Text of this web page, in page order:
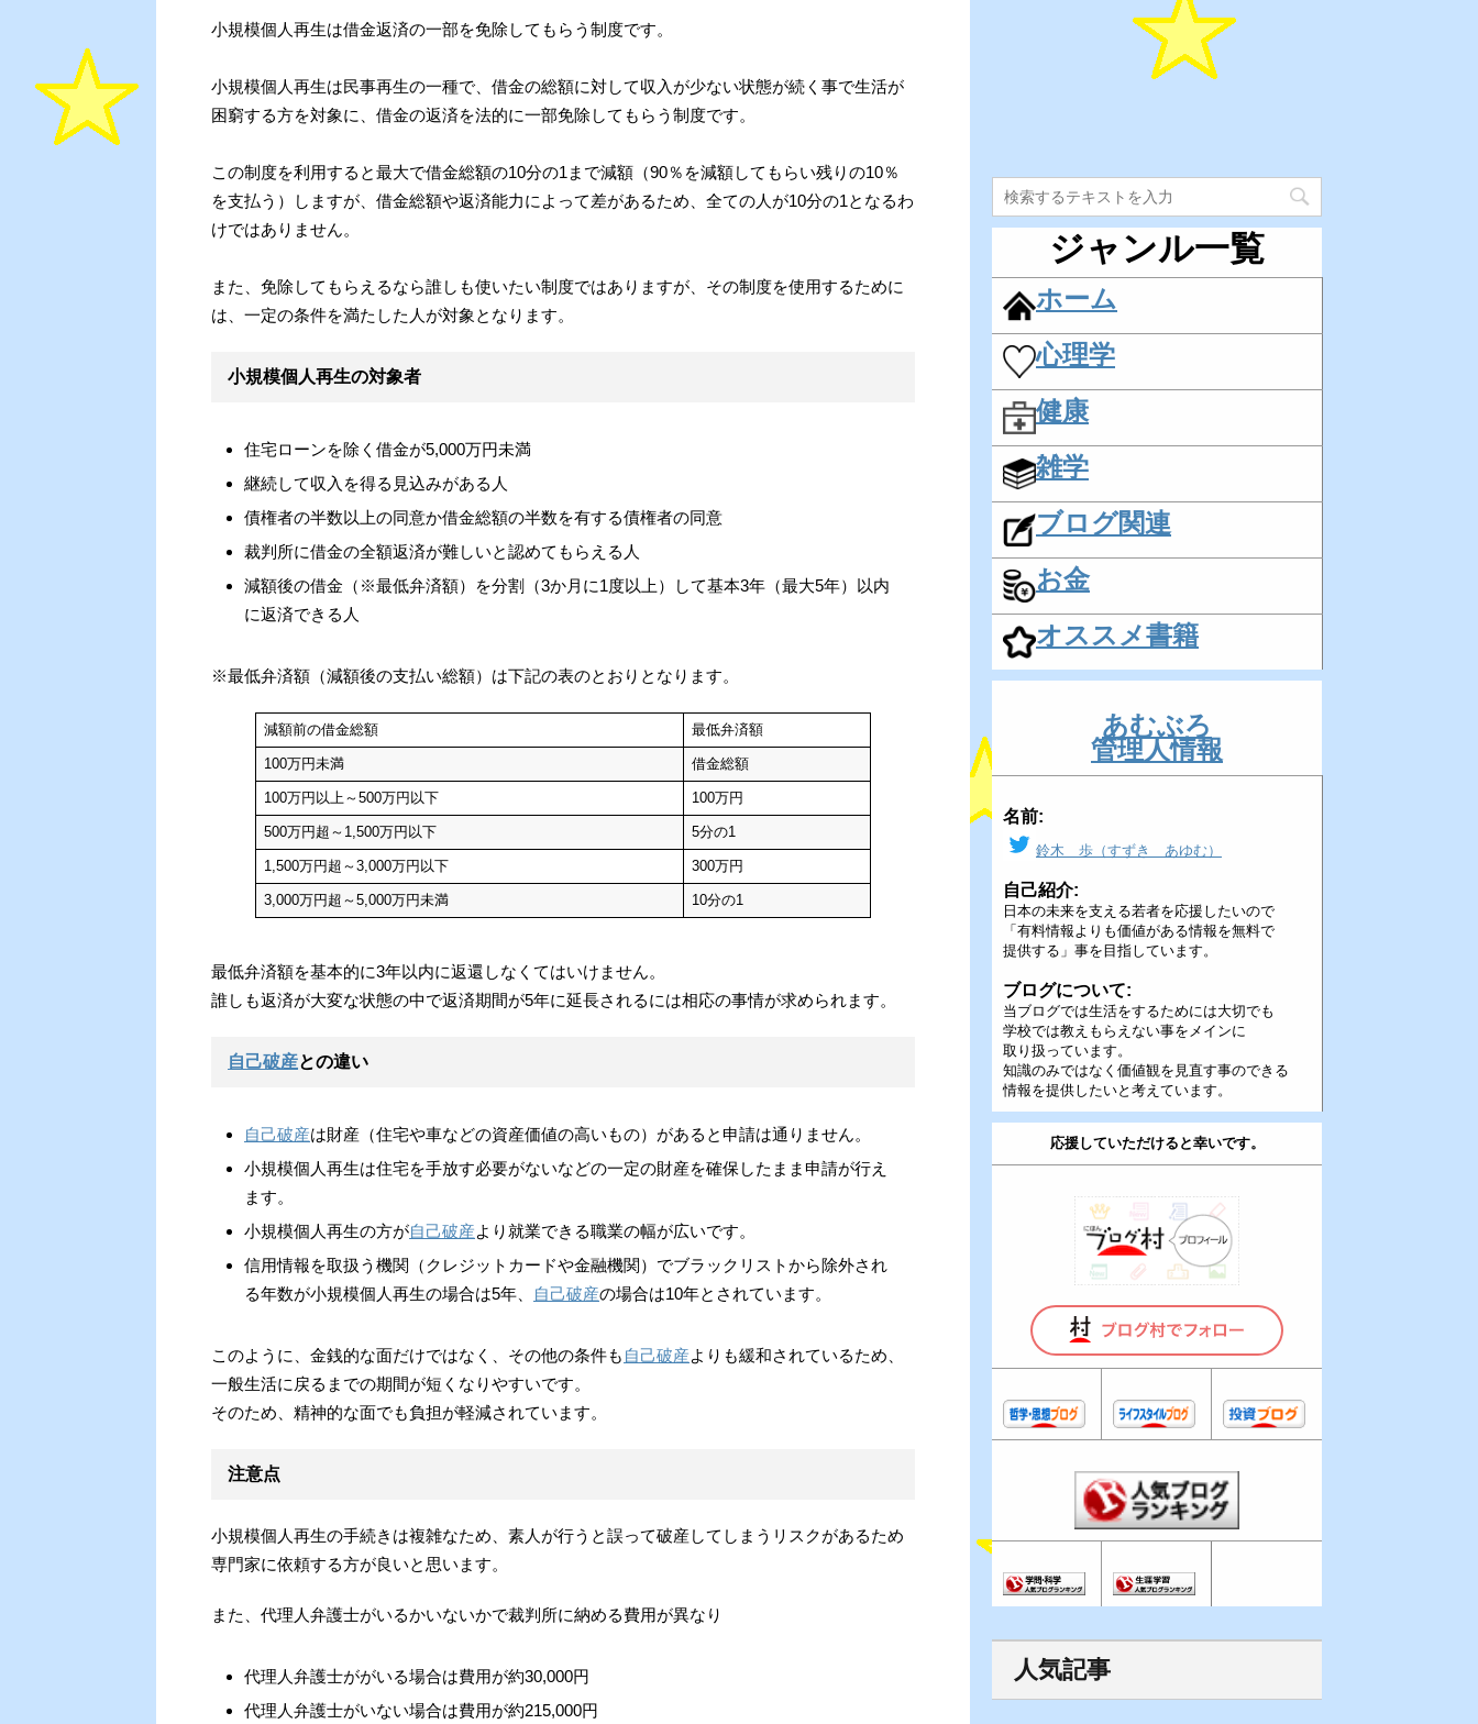
小規模個人再生は借金返済の一部を免除してもらう制度です。
小規模個人再生は民事再生の一種で、借金の総額に対して収入が少ない状態が続く事で生活が
困窮する方を対象に、借金の返済を法的に一部免除してもらう制度です。
この制度を利用すると最大で借金総額の10分の1まで減額（90％を減額してもらい残りの10％
を支払う）しますが、借金総額や返済能力によって差があるため、全ての人が10分の1となるわ
けではありません。
また、免除してもらえるなら誰しも使いたい制度ではありますが、その制度を使用するために
は、一定の条件を満たした人が対象となります。
小規模個人再生の対象者
住宅ローンを除く借金が5,000万円未満
継続して収入を得る見込みがある人
債権者の半数以上の同意か借金総額の半数を有する債権者の同意
裁判所に借金の全額返済が難しいと認めてもらえる人
減額後の借金（※最低弁済額）を分割（3か月に1度以上）して基本3年（最大5年）以内
に返済できる人
※最低弁済額（減額後の支払い総額）は下記の表のとおりとなります。
減額前の借金総額 最低弁済額
100万円未満 借金総額
100万円以上～500万円以下 100万円
500万円超～1,500万円以下 5分の1
1,500万円超～3,000万円以下 300万円
3,000万円超～5,000万円未満 10分の1
最低弁済額を基本的に3年以内に返還しなくてはいけません。
誰しも返済が大変な状態の中で返済期間が5年に延長されるには相応の事情が求められます。
自己破産との違い
自己破産は財産（住宅や車などの資産価値の高いもの）があると申請は通りません。
小規模個人再生は住宅を手放す必要がないなどの一定の財産を確保したまま申請が行え
ます。
小規模個人再生の方が自己破産より就業できる職業の幅が広いです。
信用情報を取扱う機関（クレジットカードや金融機関）でブラックリストから除外され
る年数が小規模個人再生の場合は5年、
自己破産の場合は10年とされています。
このように、金銭的な面だけではなく、その他の条件も 自己破産よりも緩和されているため、
一般生活に戻るまでの期間が短くなりやすいです。
そのため、精神的な面でも負担が軽減されています。
注意点
小規模個人再生の手続きは複雑なため、素人が行うと誤って破産してしまうリスクがあるため
専門家に依頼する方が良いと思います。
また、代理人弁護士がいるかいないかで裁判所に納める費用が異なり
代理人弁護士ががいる場合は費用が約30,000円
代理人弁護士がいない場合は費用が約215,000円
ジャンル一覧
ホーム
心理学
健康
雑学
ブログ関連
お金
オススメ書籍
あむぶろ
管理人情報
名前:
鈴木 歩（すずき あゆむ）
自己紹介:
日本の未来を支える若者を応援したいので
「有料情報よりも価値がある情報を無料で
提供する」事を目指しています。
ブログについて:
当ブログでは生活をするためには大切でも
学校では教えもらえない事をメインに
取り扱っています。
知識のみではなく価値観を見直す事のできる
情報を提供したいと考えています。
応援していただけると幸いです。
人気記事